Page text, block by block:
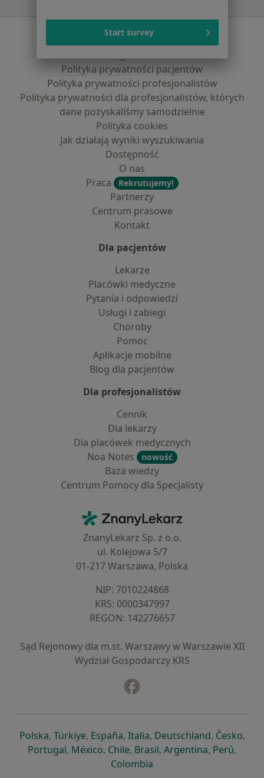
Serwis
Polityka prywatności pacjentów
Polityka prywatności profesjonalistów
Polityka prywatności dla profesjonalistów, których
dane pozyskaliśmy samodzielnie
Polityka cookies
Jak działają wyniki wyszukiwania
Dostępność
O nas
Praca
Rekrutujemy!
Partnerzy
Centrum prasowe
Kontakt
Dla pacjentów
Lekarze
Placówki medyczne
Pytania i odpowiedzi
Usługi i zabiegi
Choroby
Pomoc
Aplikacje mobilne
Blog dla pacjentów
Dla profesjonalistów
Cennik
Dla lekarzy
Dla placówek medycznych
Noa Notes
nowość
Baza wiedzy
Centrum Pomocy dla Specjalisty
ZnanyLekarz - Strona główna
ZnanyLekarz Sp. z o.o.
ul. Kolejowa 5/7
01-217 Warszawa, Polska
NIP: ⁠7010224868
KRS: ⁠0000347997
REGON: ⁠142276657
Sąd Rejonowy dla m.st. Warszawy w Warszawie XII
Wydział Gospodarczy KRS
Polskaotwiera się w nowej karcie
, Türkiyeotwiera się w nowej karcie
, Españaotwiera się w nowej karcie
, Italiaotwiera się w nowej
, Deutschlandotwiera się
, Česko,
Portugalotwiera się w nowej karcie
, Méxicootwiera się w nowej karcie
, Chileotwiera się w nowej karcie
, Brasilotwiera się w nowej
, Argentinaotwiera się
, Perú,
Colombia
Start survey